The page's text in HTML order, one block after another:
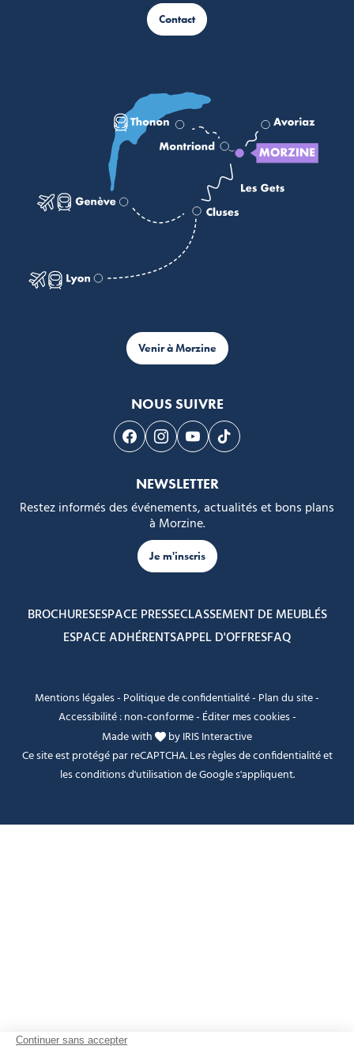
Contact
Venir à Morzine
NOUS SUIVRE
Suivez-nous sur Facebook
Suivez-nous sur Instagram
Suivez-nous sur Youtube
Suivez-nous sur
NEWSLETTER
Restez informés des événements, actualités et bons plans
à Morzine.
Je m'inscris
BROCHURESESPACE PRESSECLASSEMENT DE MEUBLÉS
ESPACE ADHÉRENTSAPPEL D'OFFRESFAQ
Mentions légales- Politique de confidentialité- Plan du site-
Accessibilité : non-conforme- Éditer mes cookies-
Made with
byIRIS Interactive
Ce site est protégé par reCAPTCHA. Lesrègles de confidentialitéet
lesconditions d'utilisationde Google s'appliquent.